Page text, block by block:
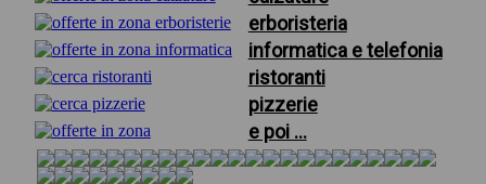
erboristeria
informatica e telefonia
ristoranti
pizzerie
e poi ...